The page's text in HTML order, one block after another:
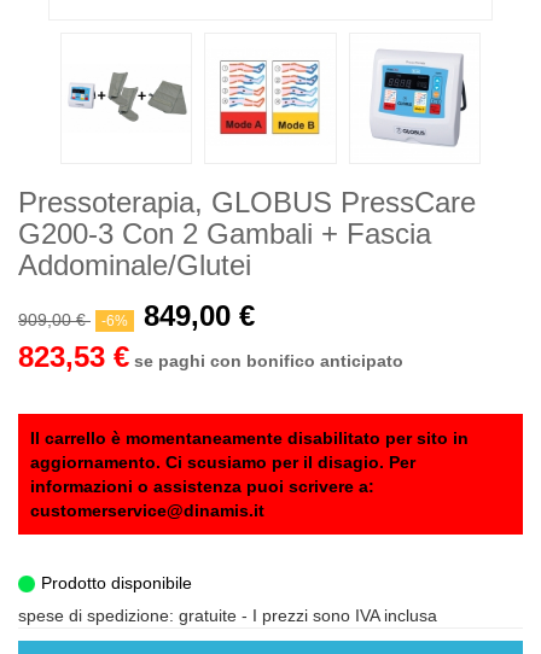
Pressoterapia, GLOBUS PressCare
G200-3 Con 2 Gambali + Fascia
Addominale/glutei
909,00 € -6%
849,00 €
823,53 € se paghi con bonifico anticipato
Il carrello è momentaneamente disabilitato per sito in
aggiornamento. Ci scusiamo per il disagio. Per
informazioni o assistenza puoi scrivere a:
customerservice@dinamis.it
Prodotto disponibile
spese di spedizione: gratuite - I prezzi sono IVA inclusa